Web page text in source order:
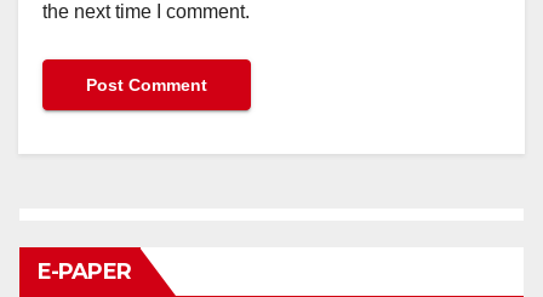
the next time I comment.
E-PAPER